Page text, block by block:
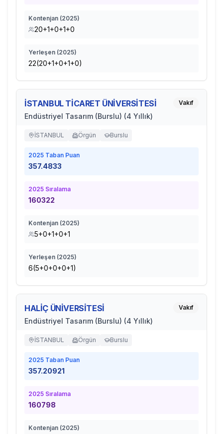
Kontenjan (2025)
20+1+0+1+0
Yerleşen (2025)
22(20+1+0+1+0)
İSTANBUL TİCARET ÜNİVERSİTESİ
Endüstriyel Tasarım (Burslu) (4 Yıllık)
Vakıf
İSTANBUL Örgün Burslu
2025 Taban Puan
357.4833
2025 Sıralama
160322
Kontenjan (2025)
5+0+1+0+1
Yerleşen (2025)
6(5+0+0+0+1)
HALİÇ ÜNİVERSİTESİ
Endüstriyel Tasarım (Burslu) (4 Yıllık)
Vakıf
İSTANBUL Örgün Burslu
2025 Taban Puan
357.20921
2025 Sıralama
160798
Kontenjan (2025)